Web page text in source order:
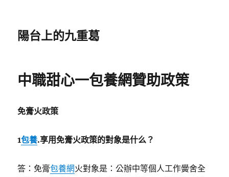
陽台上的九重葛
中職甜心一包養網贊助政策
免膏火政策
1包養.享用免膏火政策的對象是什么？
答：免膏包養網火對象是：公辦中等個人工作黌舍全